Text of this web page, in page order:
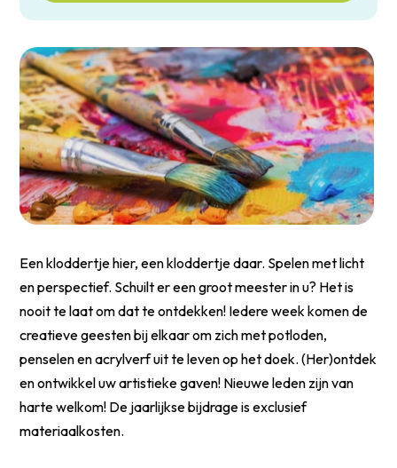
Een kloddertje hier, een kloddertje daar. Spelen met licht
en perspectief. Schuilt er een groot meester in u? Het is
nooit te laat om dat te ontdekken! Iedere week komen de
creatieve geesten bij elkaar om zich met potloden,
penselen en acrylverf uit te leven op het doek. (Her)ontdek
en ontwikkel uw artistieke gaven! Nieuwe leden zijn van
harte welkom! De jaarlijkse bijdrage is exclusief
materiaalkosten.